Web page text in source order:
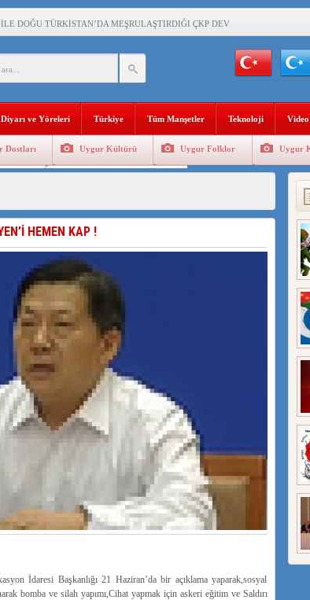
DOĞU TÜRKİSTAN’DA MEŞRULAŞTIRDIĞI ÇKP DEVLET TERÖRÜ
UYGURLARA KARŞI ÇİN İLE İŞBİRLİĞİ YAPACAK
AĞIRALİOĞLU : ÇİN’İN UYGUR SOYKIRIMI BİR HAKİKATTIR!
UYGULAMALARI SİSTEMATİK POSTMODERN BİR SOYKIRIMDIR!
: ÇİN İŞGALİNDEKİ DOĞU TÜRKİSTAN
ÖVEN DİYANET AKADEMİSİ BAŞKANI’NA TEPKİLER SÜRÜYOR
TRABZON ZİYARETİ
ve Yöreleri Türkiye Tüm Manşetler Teknoloji
Dostları Uygur Kültürü Uygur Folklor Uygur
HEMEN KAP !
İdaresi Başkanlığı 21 Haziran’da bir açıklama yaparak,sosyal
bomba ve silah yapımı,Cihat yapmak için askeri eğitim ve Saldırı